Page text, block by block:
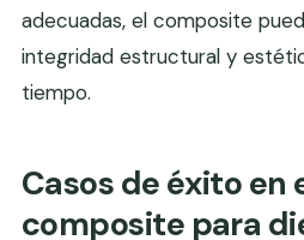
adecuadas, el composite
integridad estructural y
tiempo.
Casos de éxito en
composite para